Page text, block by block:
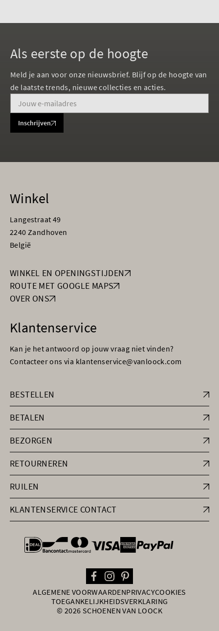
Als eerste op de hoogte
Meld je aan voor onze nieuwsbrief. Blijf op de hoogte van
de laatste trends, nieuwe collecties en acties.
Inschrijven
Winkel
Langestraat 49
2240 Zandhoven
België
WINKEL EN OPENINGSTIJDEN
ROUTE MET GOOGLE MAPS
OVER ONS
Klantenservice
Kan je het antwoord op jouw vraag niet vinden?
Contacteer ons via klantenservice@vanloock.com
BESTELLEN
BETALEN
BEZORGEN
RETOURNEREN
RUILEN
KLANTENSERVICE CONTACT
general.paymentOptions
ALGEMENE VOORWAARDENPRIVACYCOOKIES
TOEGANKELIJKHEIDSVERKLARING
© 2026 SCHOENEN VAN LOOCK